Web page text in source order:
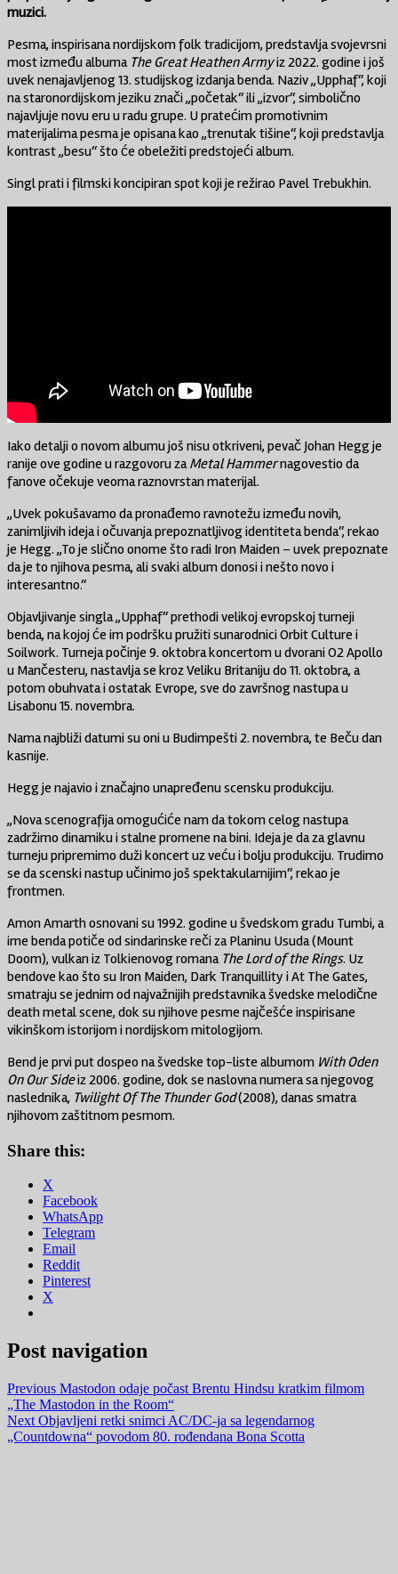
muzici.
Pesma, inspirisana nordijskom folk tradicijom, predstavlja svojevrsni
most između albuma The Great Heathen Armyiz 2022. godine i još
uvek nenajavljenog 13. studijskog izdanja benda. Naziv „Upphaf“, koji
na staronordijskom jeziku znači „početak“ ili „izvor“, simbolično
najavljuje novu eru u radu grupe. U pratećim promotivnim
materijalima pesma je opisana kao „trenutak tišine“, koji predstavlja
kontrast „besu“ što će obeležiti predstojeći album.
Singl prati i filmski koncipiran spot koji je režirao Pavel Trebukhin.
Iako detalji o novom albumu još nisu otkriveni, pevač Johan Hegg je
ranije ove godine u razgovoru zaMetal Hammernagovestio da
fanove očekuje veoma raznovrstan materijal.
„Uvek pokušavamo da pronađemo ravnotežu između novih,
zanimljivih ideja i očuvanja prepoznatljivog identiteta benda“, rekao
je Hegg. „To je slično onome što radi Iron Maiden – uvek prepoznate
da je to njihova pesma, ali svaki album donosi i nešto novo i
interesantno.“
Objavljivanje singla „Upphaf“ prethodi velikoj evropskoj turneji
benda, na kojoj će im podršku pružiti sunarodnici Orbit Culture i
Soilwork. Turneja počinje 9. oktobra koncertom u dvorani O2 Apollo
u Mančesteru, nastavlja se kroz Veliku Britaniju do 11. oktobra, a
potom obuhvata i ostatak Evrope, sve do završnog nastupa u
Lisabonu 15. novembra.
Nama najbliži datumi su oni u Budimpešti 2. novembra, te Beču dan
kasnije.
Hegg je najavio i značajno unapređenu scensku produkciju.
„Nova scenografija omogućiće nam da tokom celog nastupa
zadržimo dinamiku i stalne promene na bini. Ideja je da za glavnu
turneju pripremimo duži koncert uz veću i bolju produkciju. Trudimo
se da scenski nastup učinimo još spektakularnijim“, rekao je
frontmen.
Amon Amarth osnovani su 1992. godine u švedskom gradu Tumbi, a
ime benda potiče od sindarinske reči za Planinu Usuda (Mount
Doom), vulkan iz Tolkienovog romana The Lord of the Rings. Uz
bendove kao što su Iron Maiden, Dark Tranquillity i At The Gates,
smatraju se jednim od najvažnijih predstavnika švedske melodične
death metal scene, dok su njihove pesme najčešće inspirisane
vikinškom istorijom i nordijskom mitologijom.
Bend je prvi put dospeo na švedske top-liste albumom With Oden
On Our Sideiz 2006. godine, dok se naslovna numera sa njegovog
naslednika, Twilight Of The Thunder God(2008), danas smatra
njihovom zaštitnom pesmom.
Share this:
X
Facebook
WhatsApp
Telegram
Email
Reddit
Pinterest
X
Post navigation
Previous Mastodon odaje počast Brentu Hindsu kratkim filmom
„The Mastodon in the Room“
Next Objavljeni retki snimci AC/DC-ja sa legendarnog
„Countdowna“ povodom 80. rođendana Bona Scotta